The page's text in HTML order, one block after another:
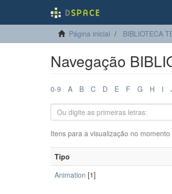
Página inicial BIBLIOTECA
Navegação
0-9 A B C D E F G H I
Itens para a visualização no momento
Tipo
Animation [1]